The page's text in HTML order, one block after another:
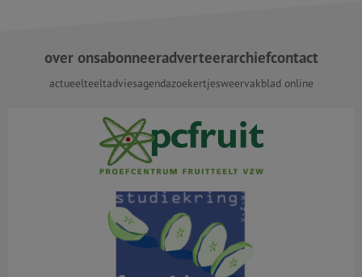
over onsabonneeradverteerarchiefcontact
actueelteeltadviesagendazoekertjesweervakblad online